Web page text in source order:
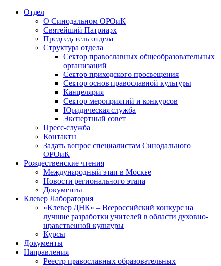
Отдел
О Синодальном ОРОиК
Святейший Патриарх
Председатель отдела
Структура отдела
Сектор православных общеобразовательных
организаций
Сектор приходского просвещения
Сектор основ православной культуры
Канцелярия
Сектор мероприятий и конкурсов
Юридическая служба
Экспертный совет
Пресс-служба
Контакты
Задать вопрос специалистам Синодального
ОРОиК
Рождественские чтения
Международный этап в Москве
Новости регионального этапа
Документы
Клевер Лаборатория
«Клевер ДНК» – Всероссийский конкурс на
лучшие разработки учителей в области духовно-
нравственной культуры
Курсы
Документы
Направления
Реестр православных образовательных